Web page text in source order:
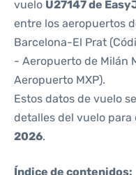
vuelo U27147 de
entre los aeropuertos
Barcelona-El Prat
- Aeropuerto de Milán
Aeropuerto MXP).
Estos datos de vuelo
detalles del vuelo para
2026.
Índice de contenidos: